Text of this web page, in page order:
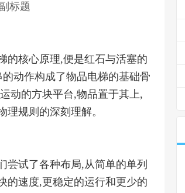
标题
的核心原理,便是红石与活塞的
动作构成了物品电梯的基础骨
动的方块平台,物品置于其上,
规则的深刻理解。
尝试了各种布局,从简单的单列
的速度,更稳定的运行和更少的